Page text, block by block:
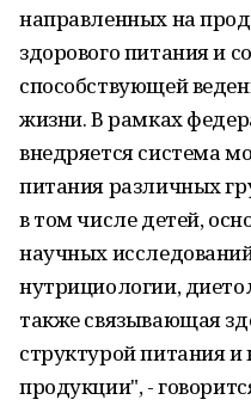
направленных на
здорового питания и
способствующей
жизни. В рамках
внедряется система
питания различных
в том числе детей,
научных
нутрициологии,
также связывающая
структурой питания
продукции", -